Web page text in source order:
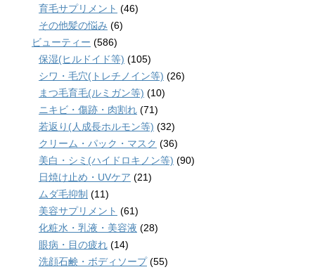
育毛サプリメント (46)
その他髪の悩み (6)
ビューティー (586)
保湿(ヒルドイド等) (105)
シワ・毛穴(トレチノイン等) (26)
まつ毛育毛(ルミガン等) (10)
ニキビ・傷跡・肉割れ (71)
若返り(人成長ホルモン等) (32)
クリーム・パック・マスク (36)
美白・シミ(ハイドロキノン等) (90)
日焼け止め・UVケア (21)
ムダ毛抑制 (11)
美容サプリメント (61)
化粧水・乳液・美容液 (28)
眼病・目の疲れ (14)
洗顔石鹸・ボディソープ(55)